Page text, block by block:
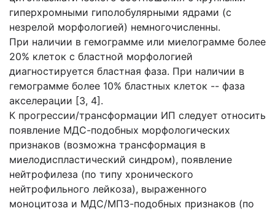
гиперхромными гиполобулярными ядрами (с
незрелой морфологией) немногочисленны.
При наличии в гемограмме или миелограмме более
20% клеток с бластной морфологией
диагностируется бластная фаза. При наличии в
гемограмме более 10% бластных клеток -- фаза
акселерации [3, 4].
К прогрессии/трансформации ИП следует относить
появление МДС-подобных морфологических
признаков (возможна трансформация в
миелодиспластический синдром), появление
нейтрофилеза (по типу хронического
нейтрофильного лейкоза), выраженного
моноцитоза и МДС/МПЗ-подобных признаков (по